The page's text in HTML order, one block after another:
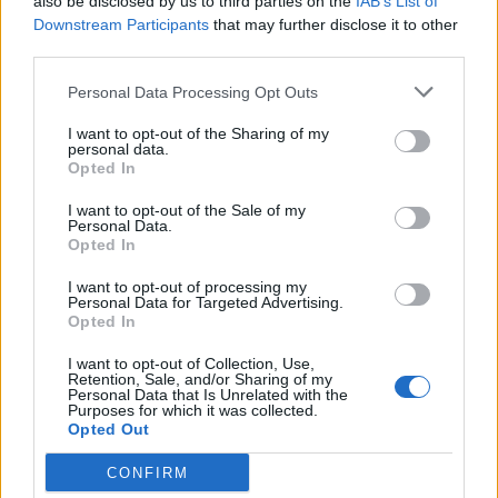
Downstream Participants that may further disclose it to other
Personal Data Processing Opt Outs
I want to opt-out of the Sharing of my
personal data.
Opted In
I want to opt-out of the Sale of my
Personal Data.
Opted In
I want to opt-out of processing my
Personal Data for Targeted Advertising.
Opted In
I want to opt-out of Collection, Use,
Retention, Sale, and/or Sharing of my
Personal Data that Is Unrelated with the
Purposes for which it was collected.
Opted Out
CONFIRM